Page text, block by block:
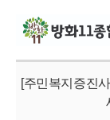
[주민복지증진